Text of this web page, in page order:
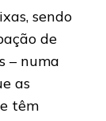
sendo
de
– numa
as
têm